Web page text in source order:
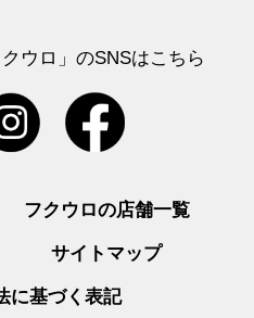
ウロ」のSNSはこちら
フクウロの店舗一覧
サイトマップ
に基づく表記